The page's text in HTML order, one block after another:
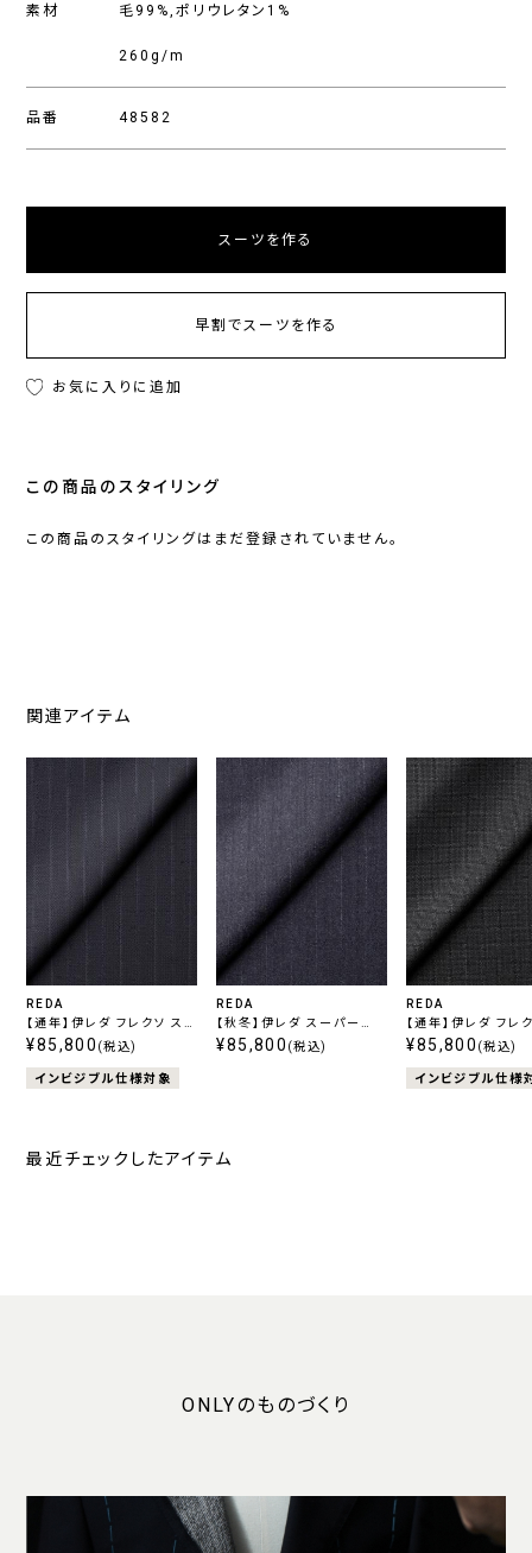
素材 毛99%,ポリウレタン1%
260g/m
品番 48582
スーツを作る
早割でスーツを作る
お気に入りに追加
この商品のスタイリング
この商品のスタイリングはまだ登録されていません。
関連アイテム
REDA
【通年】伊レダ フレクソ スト
レッチ スーパー110’s スト
¥85,800 (税込)
インビジブル仕様対象
REDA
【秋冬】伊レダ スーパー
110’s フランネル ストライ
¥85,800 (税込)
REDA
【通年】伊レダ フレ
レッチ スーパー
¥85,800 (税込)
インビジブル仕様
最近チェックしたアイテム
ONLYのものづくり